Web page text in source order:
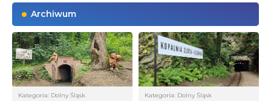
Archiwum
Kategoria: Dolny Śląsk Kategoria: Dolny Śląsk